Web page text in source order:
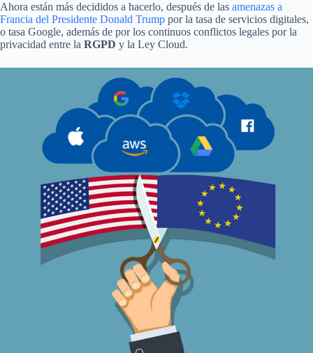
Ahora están más decididos a hacerlo, después de las amenazas a
Francia del Presidente Donald Trump por la tasa de servicios digitales,
o tasa Google, además de por los continuos conflictos legales por la
privacidad entre la RGPD y la Ley Cloud.